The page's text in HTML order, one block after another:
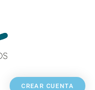
CREAR CUENTA